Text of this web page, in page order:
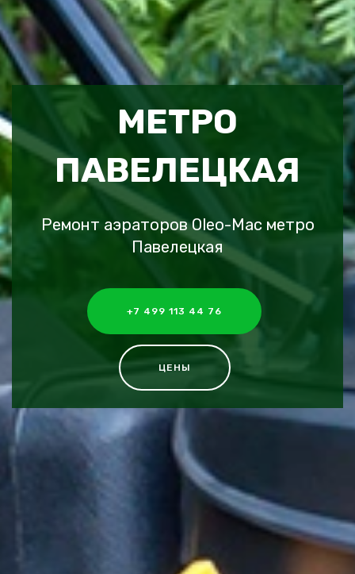
МЕТРО
ПАВЕЛЕЦКАЯ
Ремонт аэраторов Oleo-Mac метро
Павелецкая
+7 499 113 44 76
ЦЕНЫ